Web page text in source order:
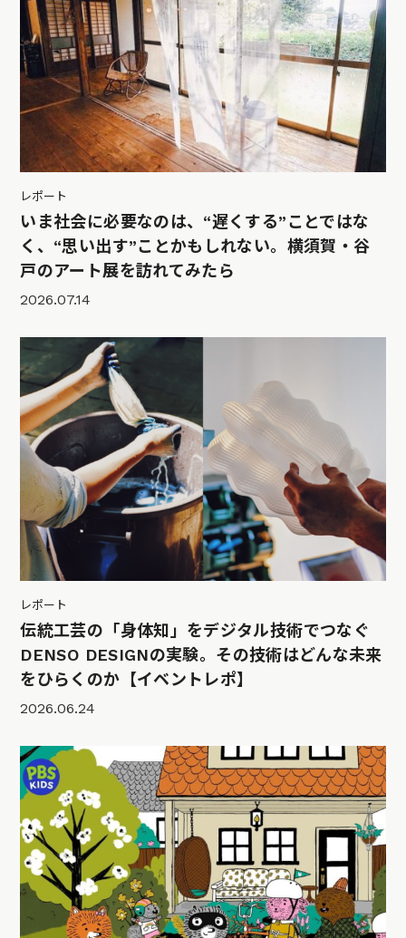
レポート
いま社会に必要なのは、“遅くする”ことではな
く、“思い出す”ことかもしれない。横須賀・谷
戸のアート展を訪れてみたら
2026.07.14
レポート
伝統工芸の「身体知」をデジタル技術でつなぐ
DENSO DESIGNの実験。その技術はどんな未来
をひらくのか【イベントレポ】
2026.06.24